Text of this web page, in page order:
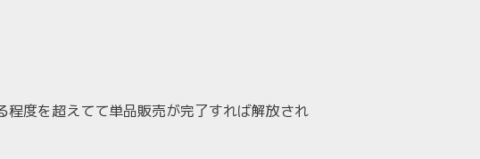
度を超えてて単品販売が完了すれば解放され